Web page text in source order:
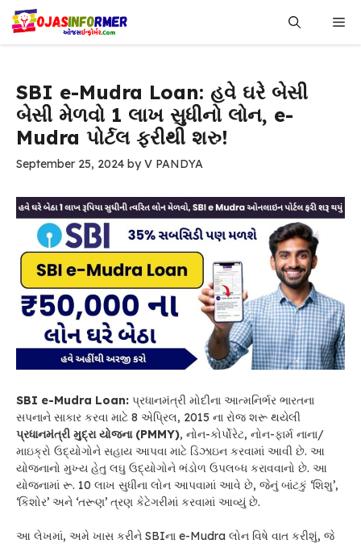
Skip
content
SBI e-Mudra Loan: હવે ઘરે બેસી
બેસી મેળવો ₹1 લાખ સુધીનો લોન, e-
Mudra પોર્ટલ ફરીથી શરુ!
September 25, 2024 byV PANDYA
SBI e-Mudra Loan: પ્રધાનમંત્રી મોદીના આત્મનિર્ભર ભારતના
સપનાને સાકાર કરવા માટે 8 એપ્રિલ, 2015 ના રોજ શરૂ થયેલી
પ્રધાનમંત્રી મુદ્રા યોજના (PMMY), નોન-કોર્પોરેટ, નોન-ફાર્મ નાના/
માઇક્રો ઉદ્યોગોને સહાય આપવા માટે ડિઝાઇન કરવામાં આવી છે. આ
યોજનાનો મુખ્ય હેતુ લઘુ ઉદ્યોગોને ભંડોળ ઉપલબ્ધ કરાવવાનો છે. આ
યોજનામાં રૂ. 10 લાખ સુધીના લોન આપવામાં આવે છે, જેનું બાંટકું ‘શિશુ’,
‘કિશોર’ અને ‘તરૂણ’ ત્રણ કેટેગરીમાં કરવામાં આવ્યું છે.
આ લેખમાં, અમે ખાસ કરીને SBIના e-Mudra લોન વિષે વાત કરીશું, જે